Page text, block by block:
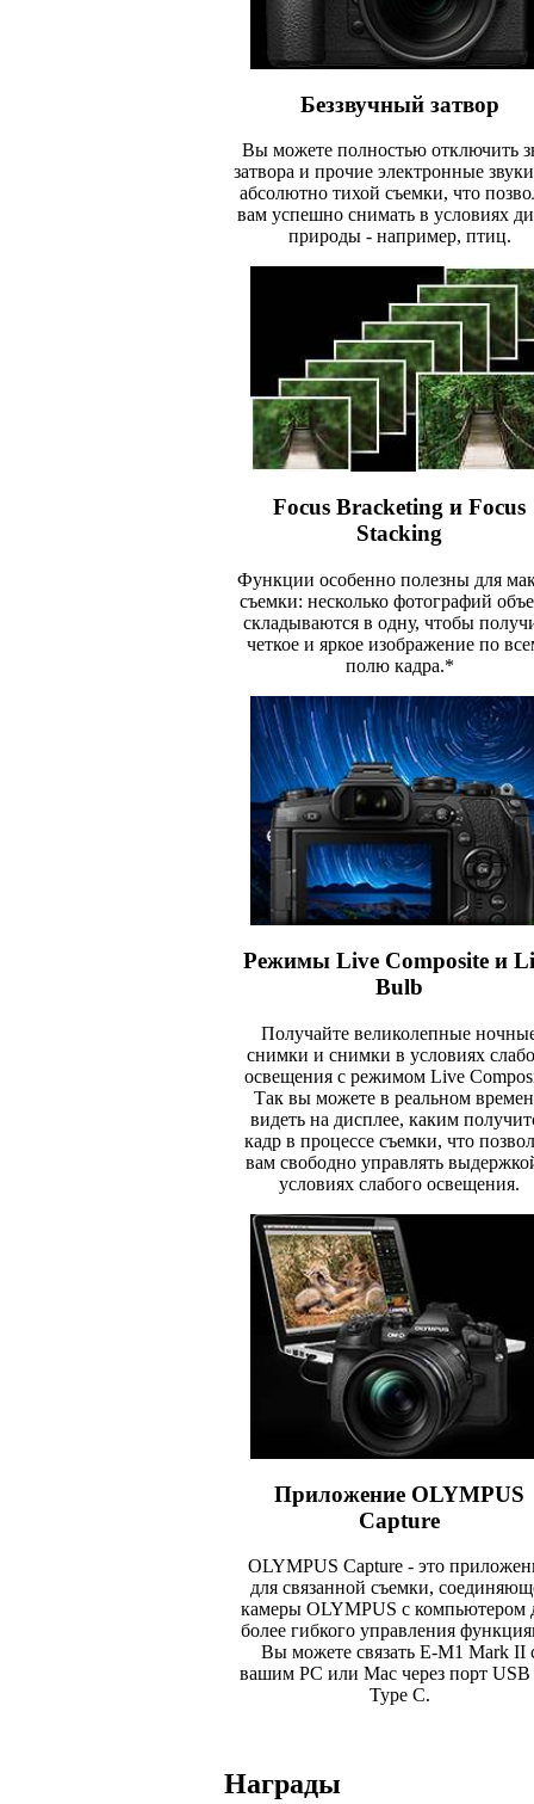
Беззвучный затвор
Вы можете полностью отключить
затвора и прочие электронные
абсолютно тихой съемки, что
вам успешно снимать в условиях
природы - например, птиц.
Focus Bracketing и Focus
Stacking
Функции особенно полезны для
съемки: несколько фотографий
складываются в одну, чтобы
четкое и яркое изображение по
полю кадра.*
Режимы Live Composite и
Bulb
Получайте великолепные
снимки и снимки в условиях
освещения с режимом Live
Так вы можете в реальном
видеть на дисплее, каким
кадр в процессе съемки, что
вам свободно управлять
условиях слабого освещения.
Приложение OLYMPUS
Capture
OLYMPUS Capture - это
для связанной съемки,
камеры OLYMPUS с компьютером
более гибкого управления
Вы можете связать E-M1 Mark II
вашим PC или Mac через порт USB
Type C.
Награды